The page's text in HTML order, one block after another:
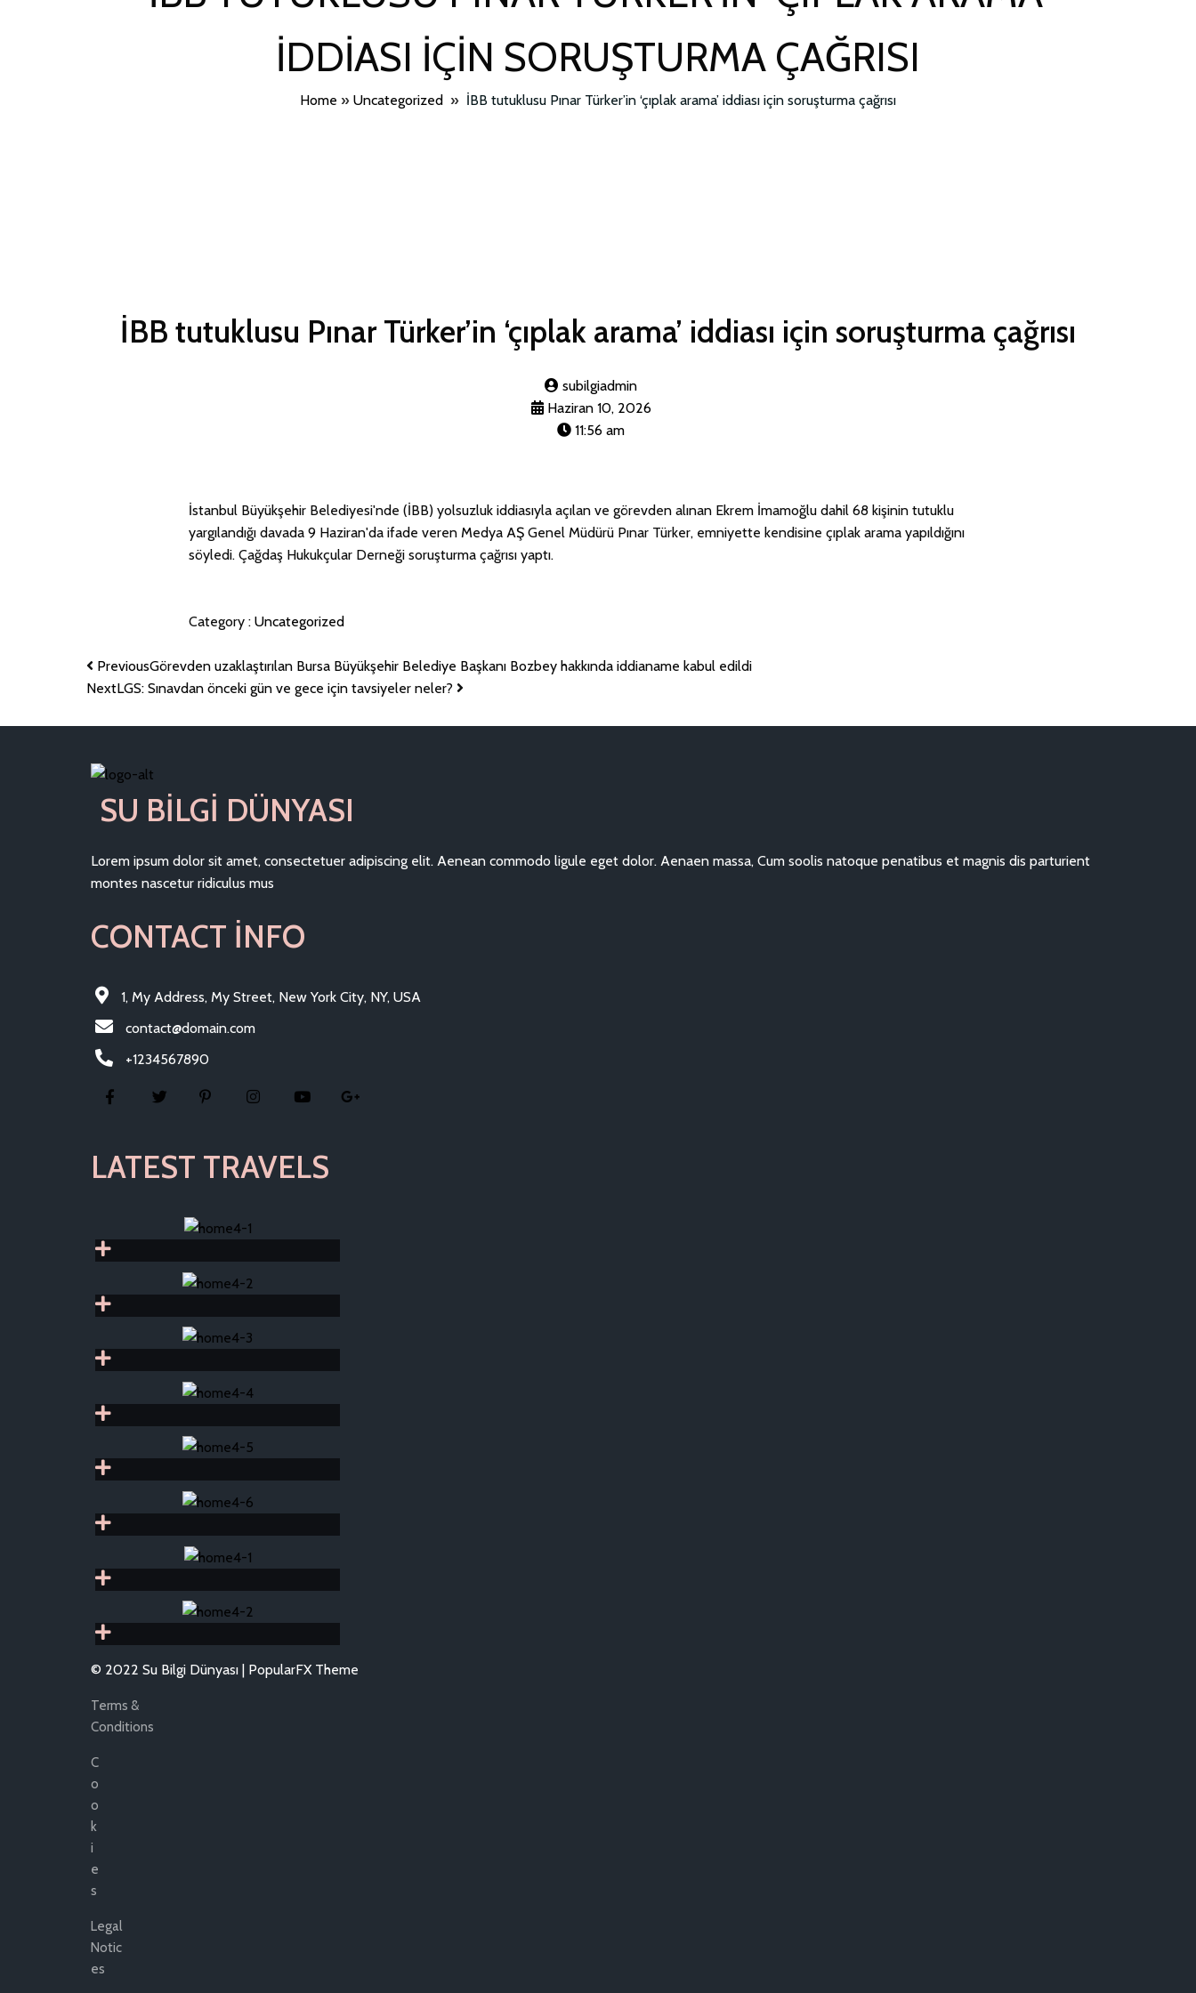
IDDIASI IÇIN SORUŞTURMA ÇAĞRISI
Home » Uncategorized » İBB tutuklusu Pınar Türker’in ‘çıplak arama’ iddiası için soruşturma çağrısı
İBB tutuklusu Pınar Türker’in ‘çıplak arama’ iddiası için soruşturma çağrısı
subilgiadmin
Haziran 10, 2026
11:56 am
İstanbul Büyükşehir Belediyesi'nde (İBB) yolsuzluk iddiasıyla açılan ve görevden alınan Ekrem İmamoğlu dahil 68 kişinin tutuklu
yargılandığı davada 9 Haziran'da ifade veren Medya AŞ Genel Müdürü Pınar Türker, emniyette kendisine çıplak arama yapıldığını
söyledi. Çağdaş Hukukçular Derneği soruşturma çağrısı yaptı.
Category : Uncategorized
PreviousGörevden uzaklaştırılan Bursa Büyükşehir Belediye Başkanı Bozbey hakkında iddianame kabul edildi
NextLGS: Sınavdan önceki gün ve gece için tavsiyeler neler?
SU BILGI DÜNYASI
Lorem ipsum dolor sit amet, consectetuer adipiscing elit. Aenean commodo ligule eget dolor. Aenaen massa, Cum soolis natoque penatibus et magnis dis parturient
montes nascetur ridiculus mus
CONTACT INFO
1, My Address, My Street, New York City, NY, USA
contact@domain.com
+1234567890
LATEST TRAVELS
© 2022 Su Bilgi Dünyası | PopularFX Theme
Terms &
Conditions
C
O
O
K
I
E
S
Legal
Notic
Es